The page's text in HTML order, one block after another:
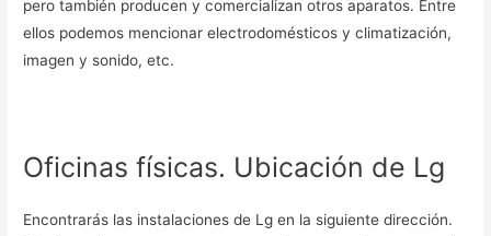
pero también producen y comercializan otros aparatos. Entre
ellos podemos mencionar electrodomésticos y climatización,
imagen y sonido, etc.
Oficinas físicas. Ubicación de Lg
Encontrarás las instalaciones de Lg en la siguiente dirección.